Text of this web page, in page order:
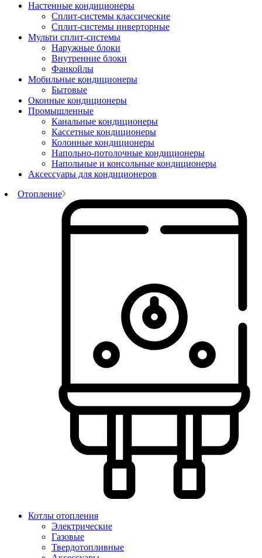
Настенные кондиционеры
Сплит-системы классические
Сплит-системы инверторные
Мульти сплит-системы
Наружные блоки
Внутренние блоки
Фанкойлы
Мобильные кондиционеры
Бытовые
Оконные кондиционеры
Промышленные
Канальные кондиционеры
Кассетные кондиционеры
Колонные кондиционеры
Напольно-потолочные кондиционеры
Напольные и консольные кондиционеры
Аксессуары для кондиционеров
Отопление
Котлы отопления
Электрические
Газовые
Твердотопливные